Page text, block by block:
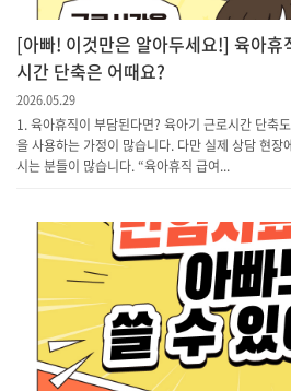
[아빠! 이것만은 알아두세요!] 육아휴
시간 단축은 어때요?
2026.05.29
1. 육아휴직이 부담된다면? 육아기 근로시간 단축
을 사용하는 가정이 많습니다. 다만 실제 상담 현장
시는 분들이 많습니다. “육아휴직 급여...